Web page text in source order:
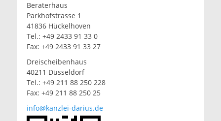
Beraterhaus
Parkhofstrasse 1
41836 Hückelhoven
Tel.: +49 2433 91 33 0
Fax: +49 2433 91 33 27
Dreischeibenhaus
40211 Düsseldorf
Tel.: +49 211 88 250 228
Fax: +49 211 88 250 25
info@kanzlei-darius.de